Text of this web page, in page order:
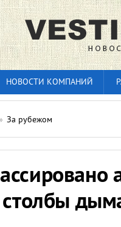
НОВОСТИ КОМПАНИЙ
За рубежом
столбы